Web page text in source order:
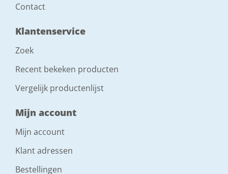
Contact
Klantenservice
Zoek
Recent bekeken producten
Vergelijk productenlijst
Mijn account
Mijn account
Klant adressen
Bestellingen